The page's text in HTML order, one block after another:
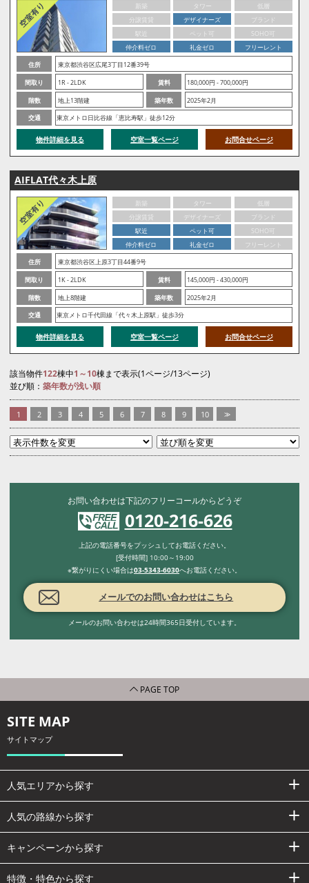
新築 タワー
低層
分譲賃貸
デザイナーズ
ブランド
駅近
ペット可
SOHO可
仲介料ゼロ
礼金ゼロ
フリーレント
住所
東京都渋谷区広尾3丁目12番39号
間取り
1R - 2LDK 賃料
180,000円 - 700,000円
階数
地上13階建 築年数
2025年2月
交通
東京メトロ日比谷線「恵比寿駅」徒歩12分
物件詳細を見る 空室一覧ページ お問合せページ
AIFLAT代々木上原
新築 タワー
低層
分譲賃貸
デザイナーズ
ブランド
駅近
ペット可
SOHO可
仲介料ゼロ
礼金ゼロ
フリーレント
住所
東京都渋谷区上原3丁目44番9号
間取り
1K - 2LDK 賃料
145,000円 - 430,000円
階数
地上8階建 築年数
2025年2月
交通
東京メトロ千代田線「代々木上原駅」徒歩3分
物件詳細を見る 空室一覧ページ お問合せページ
該当物件122棟中1～10棟まで表示(1ページ/13ページ)
並び順： 築年数が浅い順
1 2 3 4 5 6 7 8 9 10 >>
お問い合わせは下記のフリーコールからどうぞ
0120-216-626
上記の電話番号をプッシュしてお電話ください。
[受付時間] 10:00～19:00
※繋がりにくい場合は03-5343-6030へお電話ください。
メールでのお問い合わせはこちら
メールのお問い合わせは24時間365日受付しています。
PAGE TOP
SITE MAP
サイトマップ
人気エリアから探す
人気の路線から探す
キャンペーンから探す
特徴・特色から探す